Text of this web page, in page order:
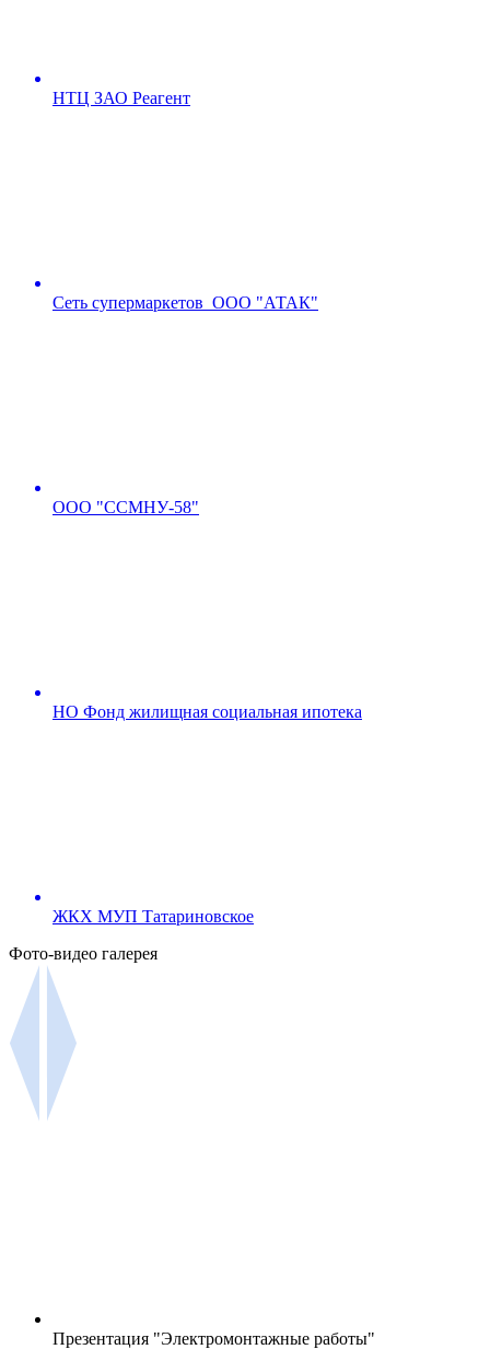
НТЦ ЗАО Реагент
Сеть супермаркетов ООО "АТАК"
ООО "ССМНУ-58"
НО Фонд жилищная социальная ипотека
ЖКХ МУП Татариновское
Фото-видео галерея
Презентация "Электромонтажные работы"